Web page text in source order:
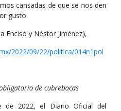
cansadas de que se nos den
gusto.
Enciso y Néstor Jiménez),
2022/09/22/politica/014n1pol
de cubrebocas
de 2022, el Diario Oficial del